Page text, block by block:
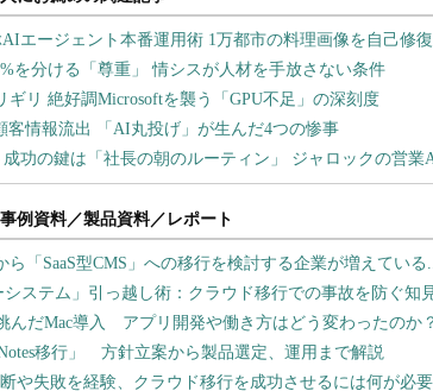
例資料／製品資料／レポート
ら「SaaS型CMS」への移行を検討する企業が増えている
システム」引っ越し術：クラウド移行での事故を防ぐ知
んだMac導入 アプリ開発や働き方はどう変わったのか
移行」 方針立案から製品選定、運用まで解説
や失敗を経験、クラウド移行を成功させるには何が必